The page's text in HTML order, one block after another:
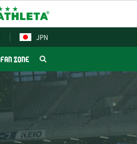
JPN
FAN ZONE